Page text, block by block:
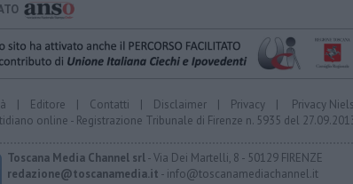
| Editore | Contatti | Disclaimer | Privacy | Privacy
online - Registrazione Tribunale di Firenze n. 5935 del
Toscana Media Channel srl- Via Dei Martelli, 8 - 50129 FIRENZE
redazione@toscanamedia.it - info@toscanamediachannel.it